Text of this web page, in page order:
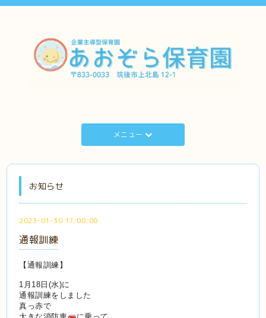
メニュー
お知らせ
2023-01-30 17:00:00
通報訓練
【通報訓練】
1月18日(水)に
通報訓練をしました
真っ赤で